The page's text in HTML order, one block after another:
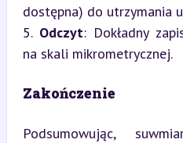
dostępna) do utrzymania
5. Odczyt: Dokładny
na skali mikrometrycznej.
Zakończenie
Podsumowując,